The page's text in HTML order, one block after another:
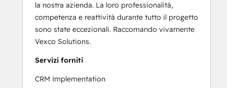
la nostra azienda. La loro professionalità,
competenza e reattività durante tutto il progetto
sono state eccezionali. Raccomando vivamente
Vexco Solutions.
Servizi forniti
CRM Implementation